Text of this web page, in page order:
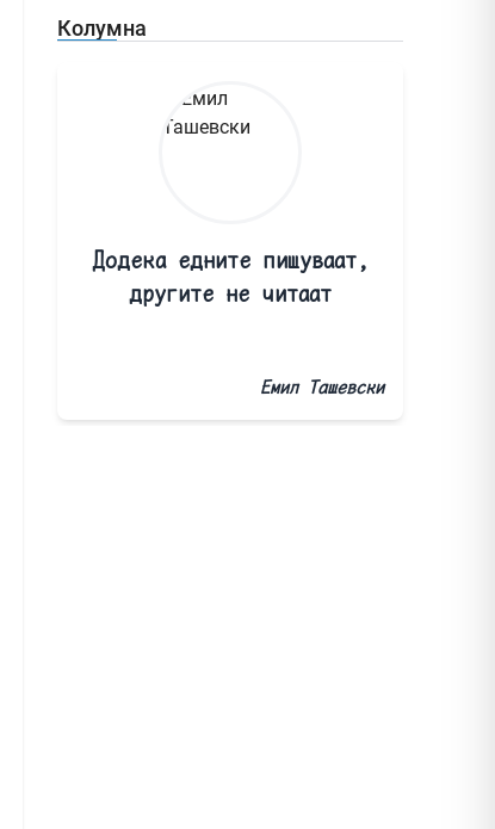
Колумна
Додека едните пишуваат,
другите не читаат
Емил Ташевски